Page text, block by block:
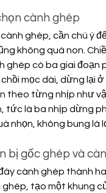
cành ghép
cành ghép, cần chú ý
không quá non.
ghép có ba giai đoạn
chồi mọc dài, dừng lại
theo từng nhịp như
tức là ba nhịp dừng
nhọn, không bung lá
bị gốc ghép và
cành ghép thành
ghép, tạo một khung